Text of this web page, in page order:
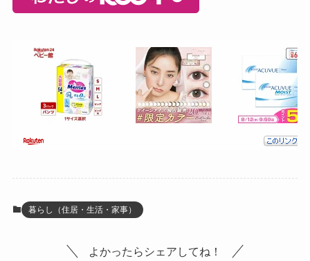
暮らし（住居・生活・家事）
よかったらシェアしてね！